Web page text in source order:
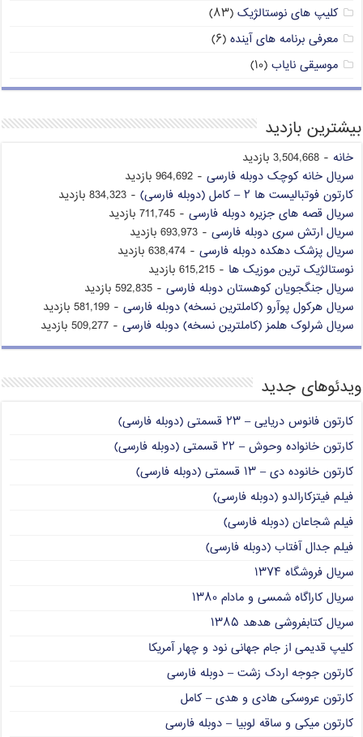
کلیپ های نوستالژیک (۸۳)
معرفی برنامه های آینده (۶)
موسیقی نایاب (۱۰)
بیشترین بازدید
خانه - 3,504,668 بازدید
سریال خانه کوچک دوبله فارسی - 964,692 بازدید
کارتون فوتبالیست ها ۲ – کامل (دوبله فارسی)
- 834,323 بازدید
سریال قصه های جزیره دوبله فارسی - 711,745 بازدید
سریال ارتش سری دوبله فارسی - 693,973 بازدید
سریال پزشک دهکده دوبله فارسی - 638,474 بازدید
نوستالژیک ترین موزیک ها - 615,215 بازدید
سریال جنگجویان کوهستان دوبله فارسی - 592,835 بازدید
سریال هرکول پوآرو (کاملترین نسخه) دوبله فارسی - 581,199 بازدید
سریال شرلوک هلمز (کاملترین نسخه) دوبله فارسی - 509,277 بازدید
ویدئوهای جدید
کارتون فانوس دریایی – ۲۳ قسمتی (دوبله فارسی)
کارتون خانواده وحوش – ۲۲ قسمتی (دوبله فارسی)
کارتون خانوده دی – ۱۳ قسمتی (دوبله فارسی)
فیلم فیتزکارالدو (دوبله فارسی)
فیلم شجاعان (دوبله فارسی)
فیلم جدال آفتاب (دوبله فارسی)
سریال فروشگاه ۱۳۷۴
سریال کاراگاه شمسی و مادام ۱۳۸۰
سریال کتابفروشی هدهد ۱۳۸۵
کلیپ قدیمی از جام جهانی نود و چهار آمریکا
کارتون جوجه اردک زشت – دوبله فارسی
کارتون عروسکی هادی و هدی – کامل
کارتون میکی و ساقه لوبیا – دوبله فارسی